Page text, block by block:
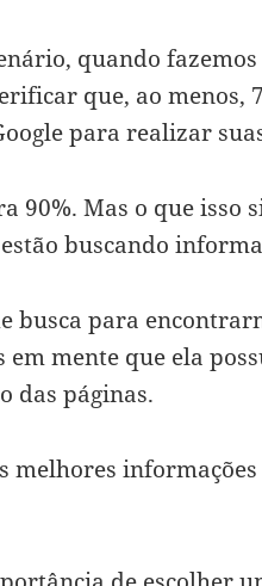
quando
que, ao menos,
para realizar
90%. Mas o que isso
buscando
busca para
mente que ela
das páginas.